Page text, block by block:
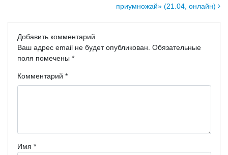
приумножай» (21.04, онлайн)
Добавить комментарий
Ваш адрес email не будет опубликован. Обязательные
поля помечены *
Комментарий *
Имя *